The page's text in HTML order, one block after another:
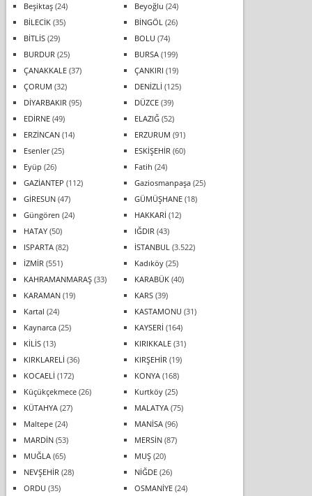
Beşiktaş(24) Beyoğlu (24)
BİLECİK(35) BİNGÖL (26)
BİTLİS(29) BOLU (74)
BURDUR (25) BURSA(199)
ÇANAKKALE(37) ÇANKIRI (19)
ÇORUM (32) DENİZLİ (125)
DİYARBAKIR (95) DÜZCE(39)
EDİRNE(49) ELAZIĞ(52)
ERZİNCAN(14) ERZURUM (91)
Esenler(25) ESKİŞEHİR (60)
Eyüp (26) Fatih (24)
GAZİANTEP (112) Gaziosmanpaşa(25)
GİRESUN(47) GÜMÜŞHANE(18)
Güngören (24) HAKKARİ (12)
HATAY(50) IĞDIR (43)
ISPARTA(82) İSTANBUL (3.522)
İZMİR (551) Kadıköy(25)
KAHRAMANMARAŞ(33) KARABÜK(40)
KARAMAN(19) KARS(39)
Kartal (24) KASTAMONU (31)
Kaynarca(25) KAYSERİ (164)
KİLİS(13) KIRIKKALE(31)
KIRKLARELİ (36) KIRŞEHİR (19)
KOCAELİ (172) KONYA(168)
Küçükçekmece(26) Kurtköy(25)
KÜTAHYA(27) MALATYA(75)
Maltepe(24) MANİSA(96)
MARDİN(53) MERSİN(87)
MUĞLA(65) MUŞ(20)
NEVŞEHİR (28) NİĞDE(26)
ORDU (35) OSMANİYE(24)